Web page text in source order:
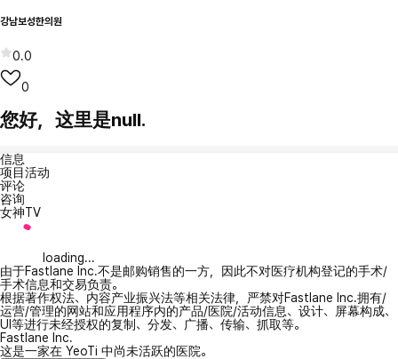
강남보성한의원
0.0
0
您好，这里是null.
信息
项目活动
评论
咨询
女神TV
loading...
由于Fastlane Inc.不是邮购销售的一方，因此不对医疗机构登记的手术/
手术信息和交易负责。
根据著作权法、内容产业振兴法等相关法律，严禁对Fastlane Inc.拥有/
运营/管理的网站和应用程序内的产品/医院/活动信息、设计、屏幕构成、
UI等进行未经授权的复制、分发、广播、传输、抓取等。
Fastlane Inc.
这是一家在 YeoTi 中尚未活跃的医院。